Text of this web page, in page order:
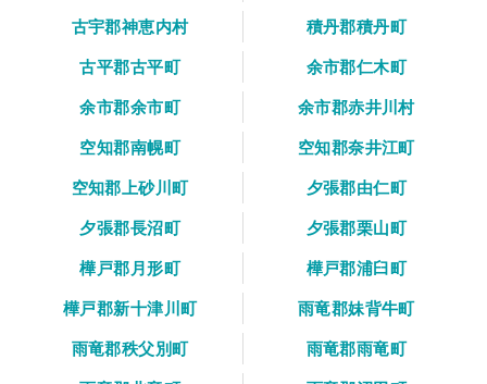
古宇郡神恵内村
積丹郡積丹町
古平郡古平町
余市郡仁木町
余市郡余市町
余市郡赤井川村
空知郡南幌町
空知郡奈井江町
空知郡上砂川町
夕張郡由仁町
夕張郡長沼町
夕張郡栗山町
樺戸郡月形町
樺戸郡浦臼町
樺戸郡新十津川町
雨竜郡妹背牛町
雨竜郡秩父別町
雨竜郡雨竜町